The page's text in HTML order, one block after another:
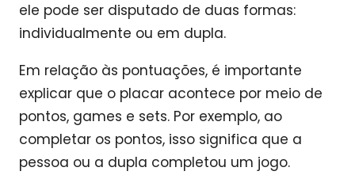
ele pode ser disputado de duas formas:
individualmente ou em dupla.
Em relação às pontuações, é importante
explicar que o placar acontece por meio de
pontos, games e sets. Por exemplo, ao
completar os pontos, isso significa que a
pessoa ou a dupla completou um jogo.